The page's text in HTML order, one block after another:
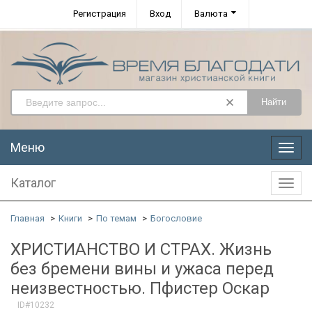
Регистрация Вход Валюта
Найти
Меню
Меню
Каталог
Главная Книги По темам Богословие
ХРИСТИАНСТВО И СТРАХ. Жизнь
без бремени вины и ужаса перед
неизвестностью. Пфистер Оскар
ID#10232